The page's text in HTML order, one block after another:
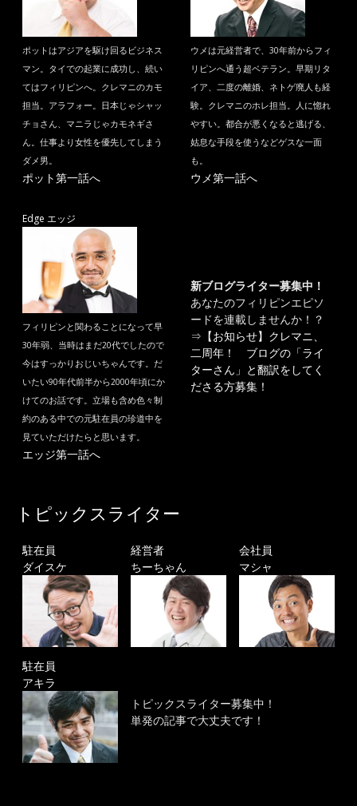
ポットはアジアを駆け回るビジネス
マン。タイでの起業に成功し、続い
てはフィリピンへ。クレマニのカモ
担当。アラフォー。日本じゃシャッ
チョさん、マニラじゃカモネギさ
ん。仕事より女性を優先してしまう
ダメ男。
ポット第一話へ
ウメは元経営者で、30年前からフィ
リピンへ通う超ベテラン。早期リタ
イア、二度の離婚、ネトゲ廃人も経
験。クレマニのホレ担当。人に惚れ
やすい。都合が悪くなると逃げる、
姑息な手段を使うなどゲスな一面
も。
ウメ第一話へ
Edge エッジ
フィリピンと関わることになって早
30年弱、当時はまだ20代でしたので
今はすっかりおじいちゃんです。だ
いたい90年代前半から2000年頃にか
けてのお話です。立場も含め色々制
約のある中での元駐在員の珍道中を
見ていただけたらと思います。
エッジ第一話へ
新ブログライター募集中！
あなたのフィリピンエピソ
ードを連載しませんか！？
⇒ 【お知らせ】クレマニ、
二周年！ ブログの「ライ
ターさん」と翻訳をしてく
ださる方募集！
トピックスライター
駐在員
ダイスケ
経営者
ちーちゃん
会社員
マシャ
駐在員
アキラ
トピックスライター募集中！
単発の記事で大丈夫です！